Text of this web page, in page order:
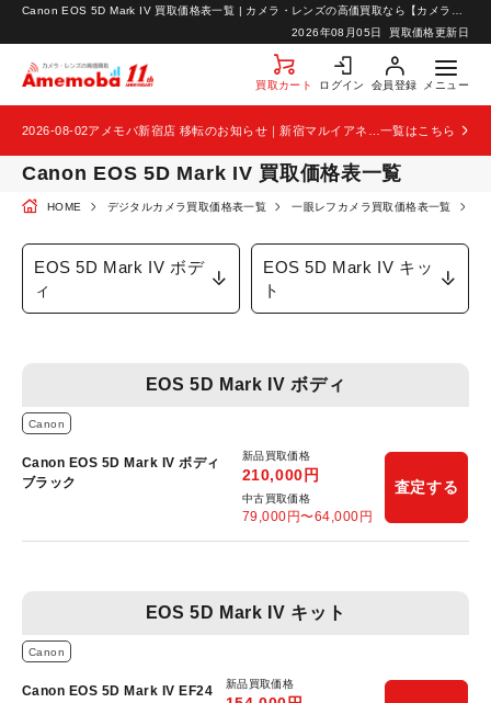
2026年08月05日 買取価格更新日
買取カート ログイン 会員登録 メニュー
お問い合わせ
2026-08-02 一覧はこちら
Canon EOS 5D Mark IV 買取価格表一覧
HOME デジタルカメラ買取価格表一覧 一眼レフカメラ買取価格表一覧
EOS 5D Mark IV ボデ
ィ
EOS 5D Mark IV キッ
ト
EOS 5D Mark IV ボディ
Canon
Canon EOS 5D Mark IV ボディ
ブラック
新品買取価格
210,000円
中古買取価格
79,000円〜64,000円
査定する
EOS 5D Mark IV キット
Canon
Canon EOS 5D Mark IV EF24
新品買取価格